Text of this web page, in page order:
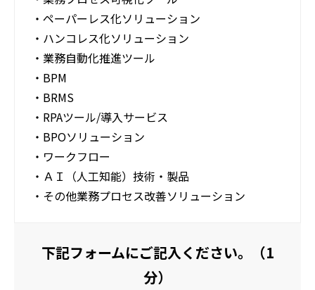
・ペーパーレス化ソリューション
・ハンコレス化ソリューション
・業務自動化推進ツール
・BPM
・BRMS
・RPAツール/導入サービス
・BPOソリューション
・ワークフロー
・ＡＩ（人工知能）技術・製品
・その他業務プロセス改善ソリューション
下記フォームにご記入ください。（1
分）